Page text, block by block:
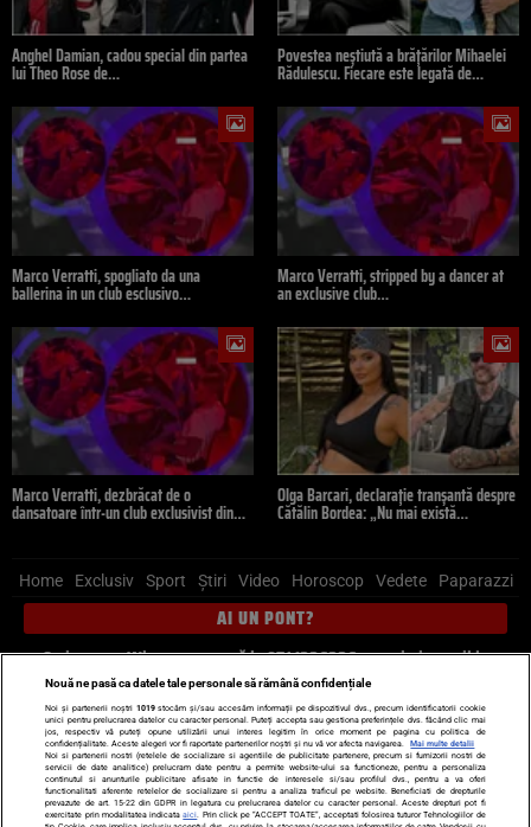
Anghel Damian, cadou special din partea
lui Theo Rose de…
Povestea neștiută a brățărilor Mihaelei
Rădulescu. Fiecare este legată de…
Marco Verratti, spogliato da una
ballerina in un club esclusivo…
Marco Verratti, stripped by a dancer at
an exclusive club…
Marco Verratti, dezbrăcat de o
dansatoare într-un club exclusivist din…
Olga Barcari, declarație tranșantă despre
Cătălin Bordea: „Nu mai există…
Home Exclusiv Sport Știri Video Horoscop Vedete Paparazzi
AI UN PONT?
Scrie-ne pe Whatsapp, sună la 0741226226 sau trimite mail la
pont@cancan.ro
Știri interne Știri externe
Politică
Ultimele stiri
Diete Insula Iubirii Dictionar de vise
LIFE STYLE
Horoscop
Nouă ne pasă ca datele tale personale să rămână confidențiale
Noi și partenerii noștri 1019stocăm și/sau accesăm informații pe dispozitivul dvs., precum identificatorii cookie
unici pentru prelucrarea datelor cu caracter personal. Puteți accepta sau gestiona preferințele dvs. făcând clic mai
jos, respectiv vă puteți opune utilizării unui interes legitim în orice moment pe pagina cu politica de
confidențialitate. Aceste alegeri vor fi raportate partenerilor noștri și nu vă vor afecta navigarea.
Mai multe detalii
Noi si partenerii nostri (retelele de socializare si agentiile de publicitate partenere, precum si furnizorii nostri de
servicii de date analitice) prelucram date pentru a permite website-ului sa functioneze, pentru a personaliza
continutul si anunturile publicitare afisate in functie de interesele si/sau profilul dvs., pentru a va oferi
functionalitati aferente retelelor de socializare si pentru a analiza traficul pe website. Beneficiati de drepturile
prevazute de art. 15-22 din GDPR in legatura cu prelucrarea datelor cu caracter personal. Aceste drepturi pot fi
exercitate prin modalitatea indicataaici . Prin click pe “ACCEPT TOATE”, acceptati folosirea tuturor Tehnologiilor de